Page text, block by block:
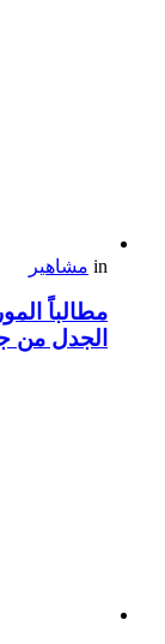
in مشاهير
مطالباً
الجدل من